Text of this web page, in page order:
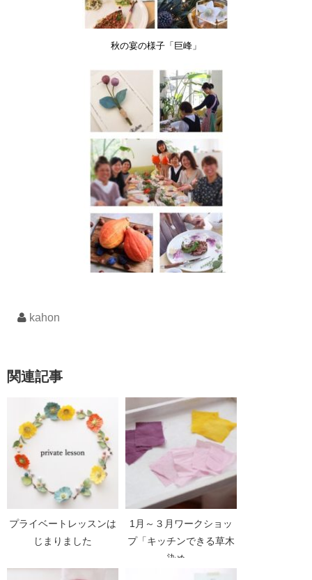
秋の宴の様子「巨峰」
kahon
関連記事
プライベートレッスンは
じまりました
1月～３月ワークショッ
プ「キッチンできる草木
染め」